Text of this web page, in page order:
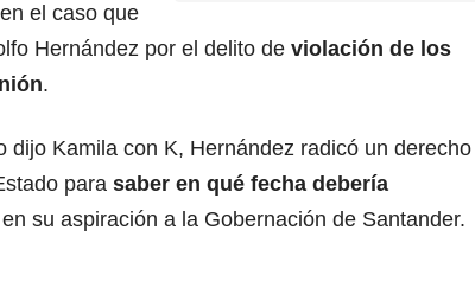
el caso que
Hernández por el delito de violación de los
.
dijo Kamila con K, Hernández radicó un derecho
para saber en qué fecha debería
su aspiración a la Gobernación de Santander.